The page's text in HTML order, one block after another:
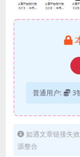
普通用户: 3
如遇文章链接失
源整合